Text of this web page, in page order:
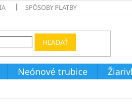
SPÔSOBY PLATBY
HĽADAŤ
Neónové trubice